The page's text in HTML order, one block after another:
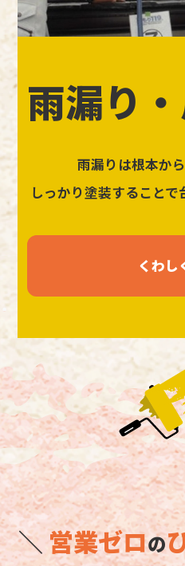
雨漏り
雨漏りは根本か
しっかり塗装することで
くわし
＼営業ゼロの